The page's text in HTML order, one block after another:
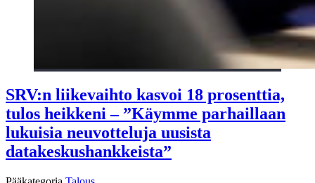
SRV:n liikevaihto kasvoi 18 prosenttia,
tulos heikkeni – ”Käymme parhaillaan
lukuisia neuvotteluja uusista
datakeskushankkeista”